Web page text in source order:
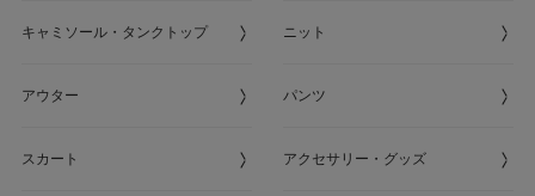
キャミソール・タンクトップ ニット
アウター パンツ
スカート アクセサリー・グッズ